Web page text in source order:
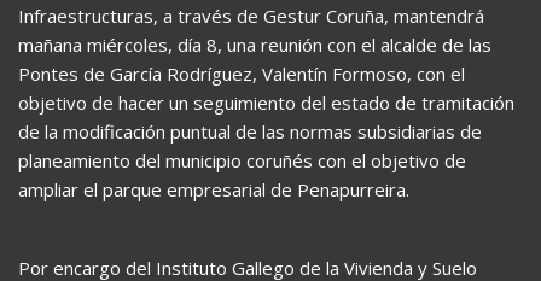
Infraestructuras, a través de Gestur Coruña, mantendrá
mañana miércoles, día 8, una reunión con el alcalde de las
Pontes de García Rodríguez, Valentín Formoso, con el
objetivo de hacer un seguimiento del estado de tramitación
de la modificación puntual de las normas subsidiarias de
planeamiento del municipio coruñés con el objetivo de
ampliar el parque empresarial de Penapurreira.
Por encargo del Instituto Gallego de la Vivienda y Suelo